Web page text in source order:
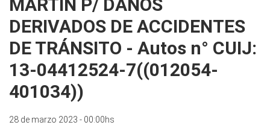
MARTIN P/ DAÑOS
DERIVADOS DE ACCIDENTES
DE TRÁNSITO - Autos n° CUIJ:
13-04412524-7((012054-
401034))
28 de marzo 2023 - 00:00hs